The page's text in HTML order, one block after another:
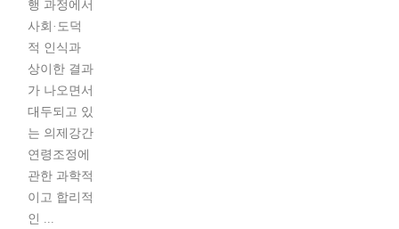
행 과정에서
사회·도덕
적 인식과
상이한 결과
가 나오면서
대두되고 있
는 의제강간
연령조정에
관한 과학적
이고 합리적
인 ...